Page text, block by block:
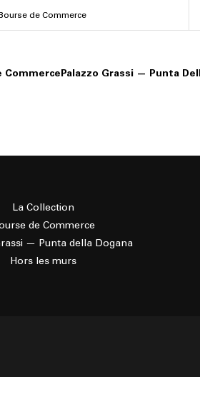
de Commerce
CommercePalazzo Grassi — Punta
La Collection
de Commerce
— Punta della Dogana
Hors les murs